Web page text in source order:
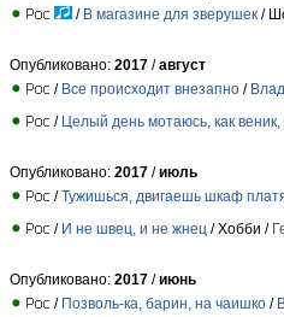
/ В магазине для зверушек /
Опубликовано: 2017 /август
/ Все происходит внезапно /
/ Целый день мотаюсь, как веник,
Опубликовано: 2017 /июль
/Тужишься, двигаешь шкаф
/ И не швец, и не жнец / Хобби /
Опубликовано: 2017 /июнь
/ Позволь-ка, барин, на чаишко /